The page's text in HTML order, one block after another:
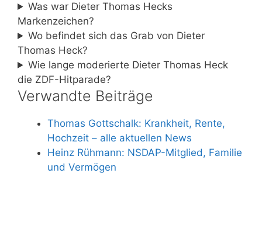
Was war Dieter Thomas Hecks
Markenzeichen?
Wo befindet sich das Grab von Dieter
Thomas Heck?
Wie lange moderierte Dieter Thomas Heck
die ZDF-Hitparade?
Verwandte Beiträge
Thomas Gottschalk: Krankheit, Rente,
Hochzeit – alle aktuellen News
Heinz Rühmann: NSDAP-Mitglied, Familie
und Vermögen